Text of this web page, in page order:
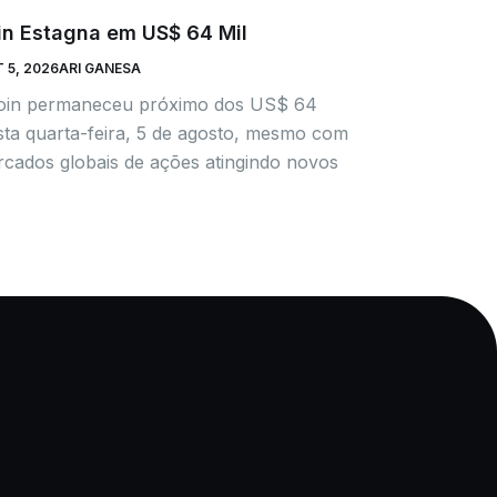
Estagna em US$ 64 Mil
5, 2026ARI GANESA
permaneceu próximo dos US$ 64
quarta-feira, 5 de agosto, mesmo com
globais de ações atingindo novos